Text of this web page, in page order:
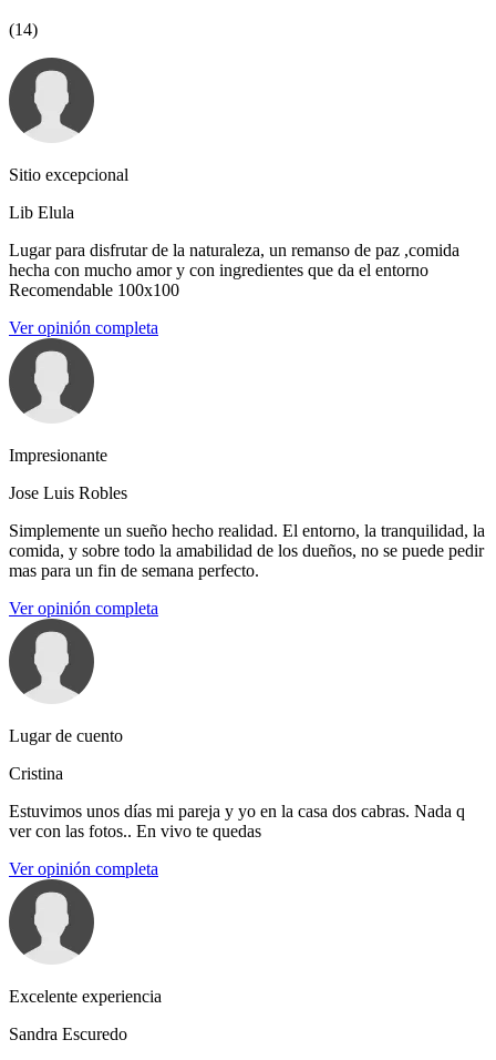
(14)
Sitio excepcional
Lib Elula
Lugar para disfrutar de la naturaleza, un remanso de paz ,comida
hecha con mucho amor y con ingredientes que da el entorno
Recomendable 100x100
Ver opinión completa
Impresionante
Jose Luis Robles
Simplemente un sueño hecho realidad. El entorno, la tranquilidad, la
comida, y sobre todo la amabilidad de los dueños, no se puede pedir
mas para un fin de semana perfecto.
Ver opinión completa
Lugar de cuento
Cristina
Estuvimos unos días mi pareja y yo en la casa dos cabras. Nada q
ver con las fotos.. En vivo te quedas
Ver opinión completa
Excelente experiencia
Sandra Escuredo